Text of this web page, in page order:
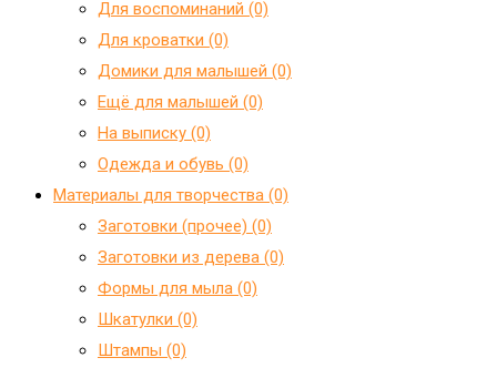
Для воспоминаний (0)
Для кроватки (0)
Домики для малышей (0)
Ещё для малышей (0)
На выписку (0)
Одежда и обувь (0)
Материалы для творчества (0)
Заготовки (прочее) (0)
Заготовки из дерева (0)
Формы для мыла (0)
Шкатулки (0)
Штампы (0)